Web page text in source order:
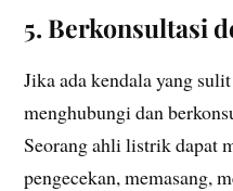
5. Berkonsultasi
Jika ada kendala yang
menghubungi dan
Seorang ahli listrik dapat
pengecekan, memasang,